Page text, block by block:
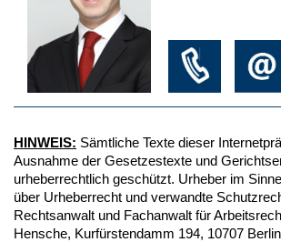
HINWEIS: Sämtliche Texte dieser
Ausnahme der Gesetzestexte und
urheberrechtlich geschützt. Urheber im
über Urheberrecht und verwandte
Rechtsanwalt und Fachanwalt für
Hensche, Kurfürstendamm 194, 10707